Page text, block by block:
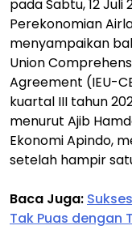
pada Sabtu, 12
Perekonomian
menyampaikan
Union
Agreement (IEU-
kuartal III tahun
menurut Ajib
Ekonomi Apindo,
setelah hampir
Baca Juga:
Tak Puas dengan